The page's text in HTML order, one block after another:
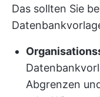
Das sollten Sie
Abgrenzen